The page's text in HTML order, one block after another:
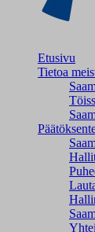
Etusivu
Tietoa